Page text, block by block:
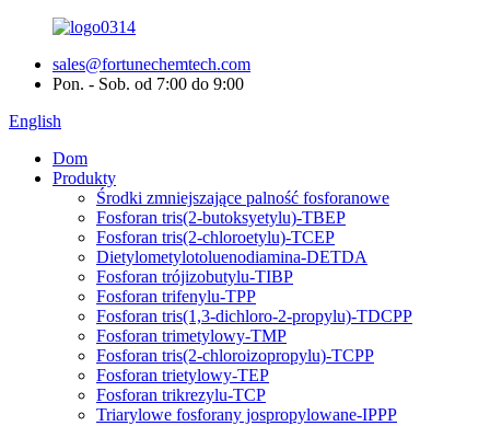
sales@fortunechemtech.com
Pon. - Sob. od 7:00 do 9:00
English
Dom
Produkty
Środki zmniejszające palność fosforanowe
Fosforan tris(2-butoksyetylu)-TBEP
Fosforan tris(2-chloroetylu)-TCEP
Dietylometylotoluenodiamina-DETDA
Fosforan trójizobutylu-TIBP
Fosforan trifenylu-TPP
Fosforan tris(1,3-dichloro-2-propylu)-TDCPP
Fosforan trimetylowy-TMP
Fosforan tris(2-chloroizopropylu)-TCPP
Fosforan trietylowy-TEP
Fosforan trikrezylu-TCP
Triarylowe fosforany jospropylowane-IPPP